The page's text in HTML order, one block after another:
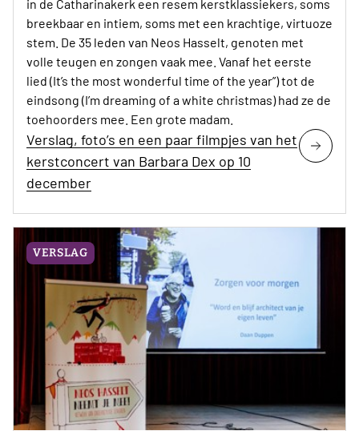
in de Catharinakerk een resem kerstklassiekers, soms
breekbaar en intiem, soms met een krachtige, virtuoze
stem. De 35 leden van Neos Hasselt, genoten met
volle teugen en zongen vaak mee. Vanaf het eerste
lied (It’s the most wonderful time of the year”) tot de
eindsong (I’m dreaming of a white christmas) had ze de
toehoorders mee. Een grote madam.
Verslag, foto’s en een paar filmpjes van het
kerstconcert van Barbara Dex op 10
december
VERSLAG